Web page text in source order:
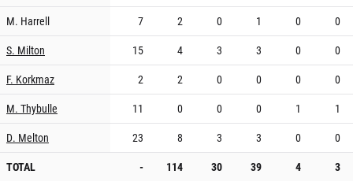
M. Harrell
7 2 0 1 0
0
S. Milton
15 4 3 3 0
0
F. Korkmaz
2 2 0 0 0
0
M. Thybulle
11 0 0 0 1
1
D. Melton
23 8 3 3 0
0
TOTAL
- 114 30 39 4 3